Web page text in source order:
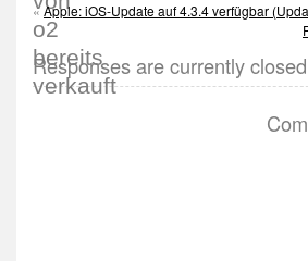
«Apple: iOS-Update auf 4.3.4 verfügbar
Responses are currently